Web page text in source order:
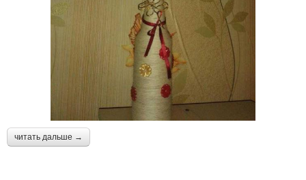
читать дальше →